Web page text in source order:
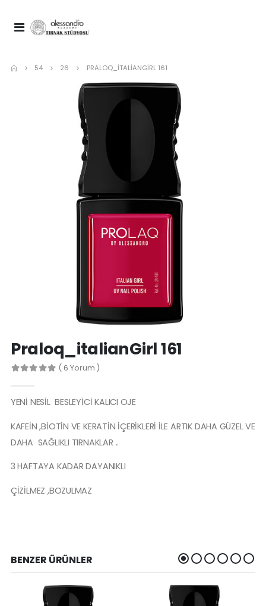
54 26 PRALOQ_ITALIANGIRL 161
Spa Top Coat 10 ml
Spa Manicure Nourishing Base C
Praloq_italianGirl 161
( 6 Yorum )
YENİ NESİL BESLEYİCİ KALICI OJE
KAFEİN ,BİOTİN VE KERATİN İÇERİKLERİ İLE ARTIK DAHA GÜZEL VE
DAHA SAĞLIKLI TIRNAKLAR ..
3 HAFTAYA KADAR DAYANIKLI
ÇİZİLMEZ ,BOZULMAZ
BENZER ÜRÜNLER